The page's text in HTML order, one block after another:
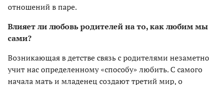
отношений в паре.
Влияет ли любовь родителей на то, как любим мы
сами?
Возникающая в детстве связь с родителями незаметно
учит нас определенному «способу» любить. С самого
начала мать и младенец создают третий мир, о